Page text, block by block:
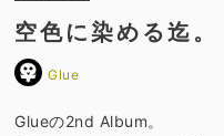
空色に染める迄。
Glue
Glueの2nd Album。